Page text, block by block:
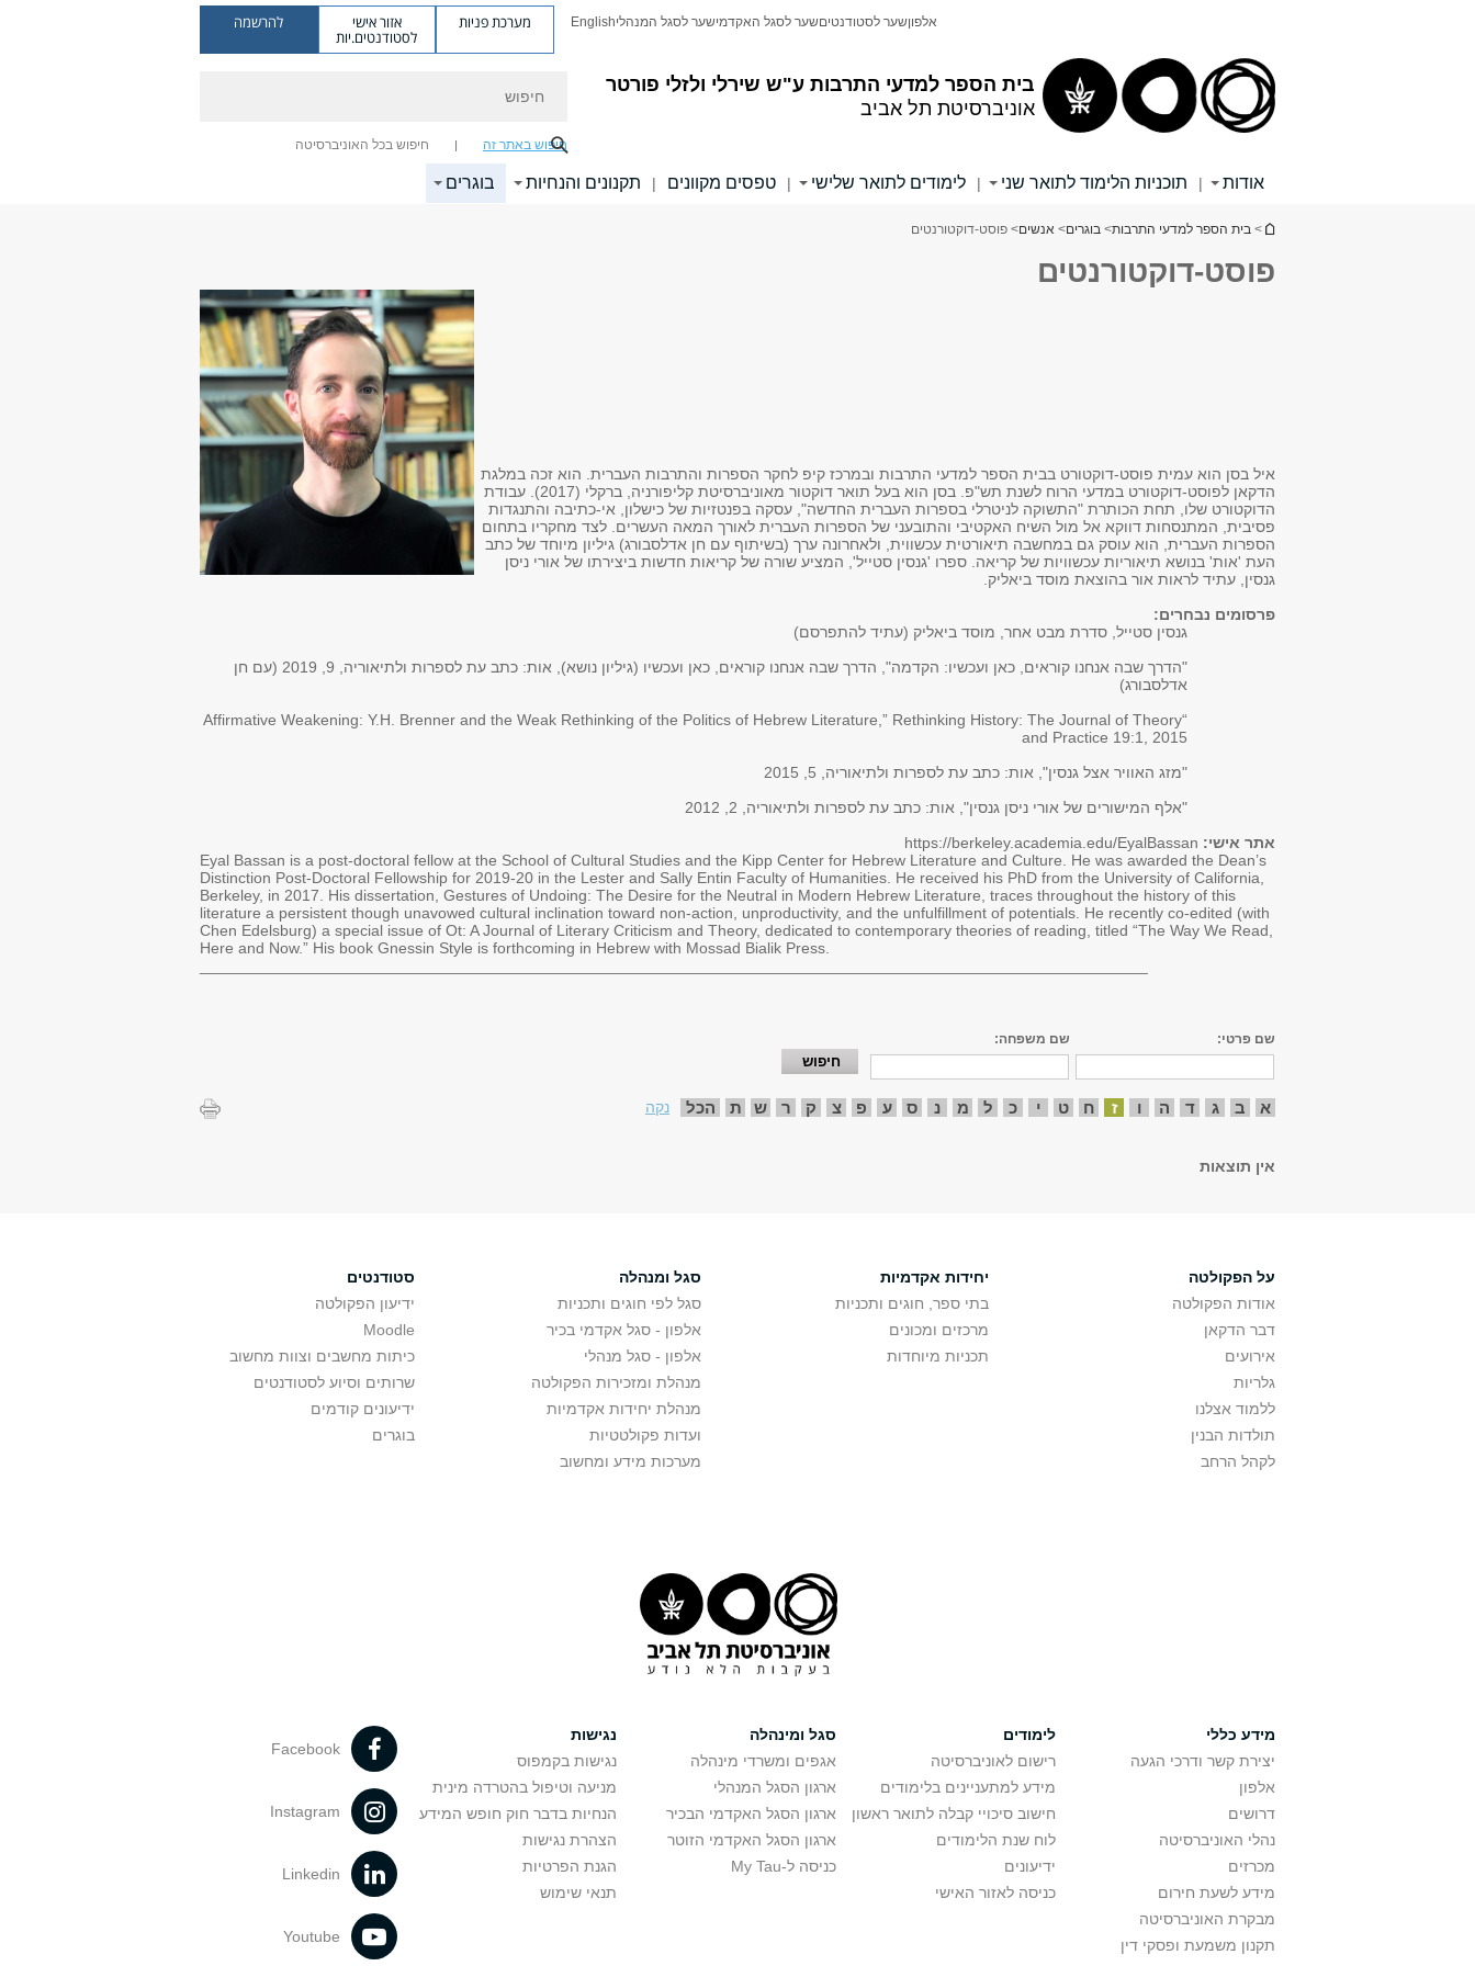
בית הספר למדעי התרבות ע"ש שירלי ולזלי פורטר
אוניברסיטת תל אביב
אלפוןשער לסטודנטיםשער לסגל האקדמישער לסגל המנהליEnglish מערכת פניות אזור אישי
לסטודנטים.יות
להרשמה
חיפוש באתר זה חיפוש בכל האוניברסיטה
אודות | תוכניות הלימוד לתואר שני | לימודים לתואר שלישי | טפסים מקוונים | תקנונים והנחיות בוגרים
הינך נמצא כאן
> בית הספר למדעי התרבות> בוגרים> אנשים> פוסט-דוקטורנטים
פוסט-דוקטורנטים
איל בסן הוא עמית פוסט-דוקטורט בבית הספר למדעי התרבות ובמרכז קיפ לחקר הספרות והתרבות העברית. הוא זכה במלגת
הדקאן לפוסט-דוקטורט במדעי הרוח לשנת תש"פ. בסן הוא בעל תואר דוקטור מאוניברסיטת קליפורניה, ברקלי (2017). עבודת
הדוקטורט שלו, תחת הכותרת "התשוקה לניטרלי בספרות העברית החדשה", עסקה בפנטזיות של כישלון, אי-כתיבה והתנגדות
פסיבית, המתנסחות דווקא אל מול השיח האקטיבי והתובעני של הספרות העברית לאורך המאה העשרים. לצד מחקריו בתחום
הספרות העברית, הוא עוסק גם במחשבה תיאורטית עכשווית, ולאחרונה ערך (בשיתוף עם חן אדלסבורג) גיליון מיוחד של כתב
העת 'אות' בנושא תיאוריות עכשוויות של קריאה. ספרו 'גנסין סטייל', המציע שורה של קריאות חדשות ביצירתו של אורי ניסן
גנסין, עתיד לראות אור בהוצאת מוסד ביאליק.
פרסומים נבחרים:
גנסין סטייל, סדרת מבט אחר, מוסד ביאליק (עתיד להתפרסם)
"הדרך שבה אנחנו קוראים, כאן ועכשיו: הקדמה", הדרך שבה אנחנו קוראים, כאן ועכשיו (גיליון נושא), אות: כתב עת לספרות ולתיאוריה, 9, 2019 (עם חן
אדלסבורג)
“Affirmative Weakening: Y.H. Brenner and the Weak Rethinking of the Politics of Hebrew Literature,” Rethinking History: The Journal of Theory
and Practice 19:1, 2015
"מזג האוויר אצל גנסין", אות: כתב עת לספרות ולתיאוריה, 5, 2015
"אלף המישורים של אורי ניסן גנסין", אות: כתב עת לספרות ולתיאוריה, 2, 2012
אתר אישי: https://berkeley.academia.edu/EyalBassan
Eyal Bassan is a post-doctoral fellow at the School of Cultural Studies and the Kipp Center for Hebrew Literature and Culture. He was awarded the Dean’s
Distinction Post-Doctoral Fellowship for 2019-20 in the Lester and Sally Entin Faculty of Humanities. He received his PhD from the University of California,
Berkeley, in 2017. His dissertation, Gestures of Undoing: The Desire for the Neutral in Modern Hebrew Literature, traces throughout the history of this
literature a persistent though unavowed cultural inclination toward non-action, unproductivity, and the unfulfillment of potentials. He recently co-edited (with
Chen Edelsburg) a special issue of Ot: A Journal of Literary Criticism and Theory, dedicated to contemporary theories of reading, titled “The Way We Read,
Here and Now.” His book Gnessin Style is forthcoming in Hebrew with Mossad Bialik Press.
שם פרטי: שם משפחה:
א ב ג ד ה ו ז ח ט י כ ל מ נ ס ע פ צ ק ר ש ת הכל נקה
אין תוצאות
על הפקולטה
אודות הפקולטה
דבר הדקאן
אירועים
גלריות
ללמוד אצלנו
תולדות הבנין
לקהל הרחב
יחידות אקדמיות
בתי ספר, חוגים ותכניות
מרכזים ומכונים
תכניות מיוחדות
סגל ומנהלה
סגל לפי חוגים ותכניות
אלפון - סגל אקדמי בכיר
אלפון - סגל מנהלי
מנהלת ומזכירות הפקולטה
מנהלת יחידות אקדמיות
ועדות פקולטטיות
מערכות מידע ומחשוב
סטודנטים
ידיעון הפקולטה
Moodle
כיתות מחשבים וצוות מחשוב
שרותים וסיוע לסטודנטים
ידיעונים קודמים
בוגרים
מידע כללי
יצירת קשר ודרכי הגעה
אלפון
דרושים
נהלי האוניברסיטה
מכרזים
מידע לשעת חירום
מבקרת האוניברסיטה
תקנון משמעת ופסקי דין
לימודים
רישום לאוניברסיטה
מידע למתעניינים בלימודים
חישוב סיכויי קבלה לתואר ראשון
לוח שנת הלימודים
ידיעונים
כניסה לאזור האישי
סגל ומינהלה
אגפים ומשרדי מינהלה
ארגון הסגל המנהלי
ארגון הסגל האקדמי הבכיר
ארגון הסגל האקדמי הזוטר
כניסה ל-My Tau
נגישות
נגישות בקמפוס
מניעה וטיפול בהטרדה מינית
הנחיות בדבר חוק חופש המידע
הצהרת נגישות
הגנת הפרטיות
תנאי שימוש
Facebook
Instagram
Linkedin
Youtube